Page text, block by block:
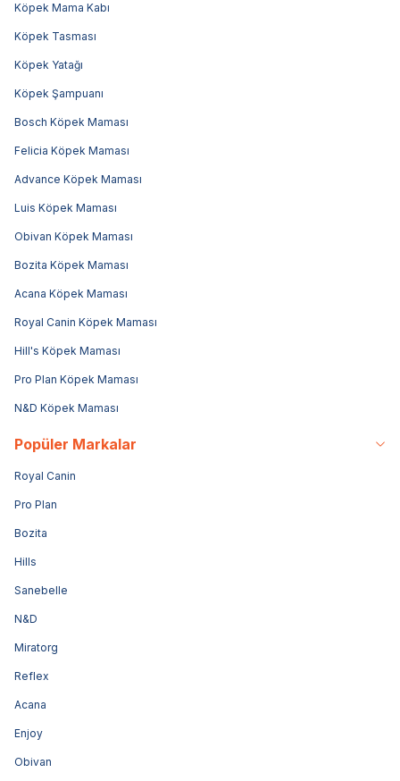
Köpek Mama Kabı
Köpek Tasması
Köpek Yatağı
Köpek Şampuanı
Bosch Köpek Maması
Felicia Köpek Maması
Advance Köpek Maması
Luis Köpek Maması
Obivan Köpek Maması
Bozita Köpek Maması
Acana Köpek Maması
Royal Canin Köpek Maması
Hill's Köpek Maması
Pro Plan Köpek Maması
N&D Köpek Maması
Popüler Markalar
Royal Canin
Pro Plan
Bozita
Hills
Sanebelle
N&D
Miratorg
Reflex
Acana
Enjoy
Obivan